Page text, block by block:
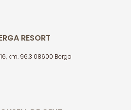
RESORT
km. 96,3 08600 Berga